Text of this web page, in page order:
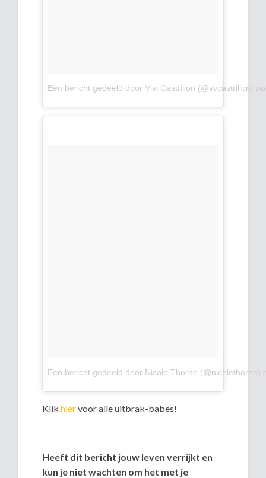
Een bericht gedeeld door Vivi Castrillon (@vvcastrillon)
Een bericht gedeeld door Nicole Thorne (@nicolethorne)
Klikhiervoor alle uitbrak-babes!
Heeft dit bericht jouw leven verrijkt en
kun je niet wachten om het met je